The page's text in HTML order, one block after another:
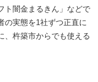
ト闇金まるきん」などで
の実態を1社ずつ正直に
、杵築市からでも使える